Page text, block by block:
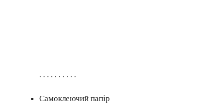
. . . . . . . . . .
Самоклеючий папір